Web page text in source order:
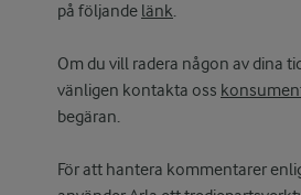
på följande länk.
Om du vill radera någon av dina
vänligen kontakta oss
begäran.
För att hantera kommentarer